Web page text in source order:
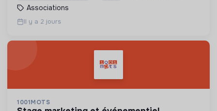
Associations
Il y a 2 jours
1001MOTS